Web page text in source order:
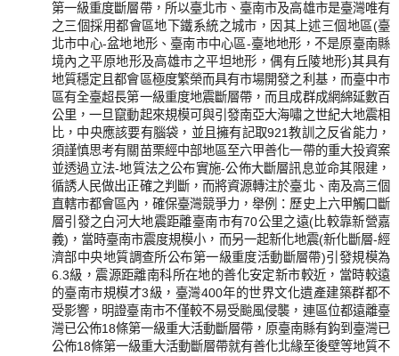
第一級重度斷層帶，所以臺北市、臺南市及高雄市是臺灣唯有
之三個採用都會區地下鐵系統之城市，因其上述三個地區(臺
北市中心-盆地地形、臺南市中心區-臺地地形，不是原臺南縣
境內之平原地形及高雄市之平坦地形，偶有丘陵地形)其具有
地質穩定且都會區極度繁榮而具有市場開發之利基，而臺中市
區有全臺超長第一級重度地震斷層帶，而且成群成網綿延數百
公里，一旦竄動起來規模可與引發南亞大海嘯之世紀大地震相
比，中央應該要有腦袋，並且擁有記取921教訓之反省能力，
須謹慎思考有關苗栗經中部地區至六甲善化一帶的重大投資案
並透過立法-地質法之公布實施-公佈大斷層訊息並命其限建，
循誘人民做出正確之判斷，而將資源轉注於臺北、南及高三個
直轄市都會區內，確保臺灣競爭力，舉例：歷史上六甲觸口斷
層引發之白河大地震距離臺南市有70公里之遠(比較靠新營嘉
義)，當時臺南市震度規模小，而另一起新化地震(新化斷層-經
濟部中央地質調查所公布第一級重度活動斷層帶)引發規模為
6.3級，震源距離南科所在地的善化安定新市較近，當時較遠
的臺南市規模才3級，臺灣400年的世界文化遺產建築群都不
受影響，明證臺南市不僅較不易受颱風侵襲，連區位都遠離臺
灣已公佈18條第一級重大活動斷層帶，原臺南縣有鈎到臺灣已
公佈18條第一級重大活動斷層帶就有善化北緣至後壁等地質不